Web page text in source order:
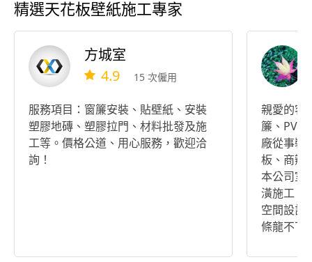
精選天花板壁紙施工專家
方城室
4.9 15 次僱用
服務項目：窗簾安裝、貼壁紙、安裝
塑膠地磚、塑膠拉門、材料批發及施
工等。價格公道、用心服務，歡迎洽
詢！
親愛的客
簾、PVC
廠從事裝
板、商辦
本公司室
潢施工，
空間設計
條龍不下